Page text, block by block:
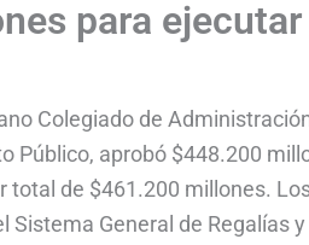
para
Colegiado de
Público, aprobó $448.200
de $461.200 millones.
General de Regalías